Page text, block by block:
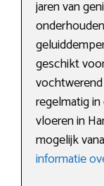
jaren van
geschikt
regelmatig
vloeren in
mogelijk
informatie